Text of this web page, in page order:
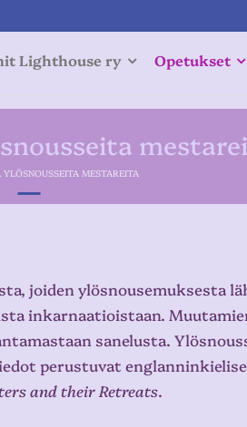
Lighthouse ry Opetukset
YLÖSNOUSSEITA MESTAREITA
joiden ylösnousemuksesta
inkarnaatioistaan.
sanelusta.
perustuvat
and their Retreats.